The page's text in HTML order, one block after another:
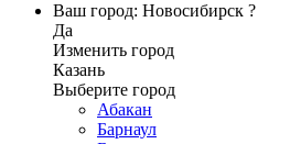
Ваш город: Новосибирск ?
Да
Изменить город
Казань
Выберите город
Абакан
Барнаул